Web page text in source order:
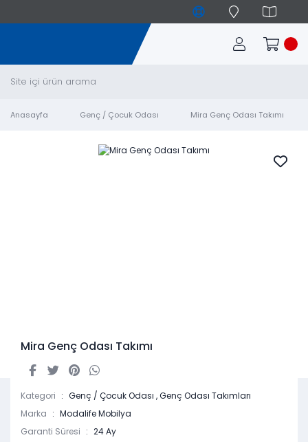
Anasayfa Genç / Çocuk Odası Mira Genç Odası Takımı
Mira Genç Odası Takımı
Kategori Genç / Çocuk Odası ,Genç Odası Takımları
Marka
Modalife Mobilya
Garanti Süresi
24 Ay